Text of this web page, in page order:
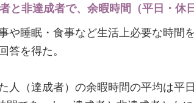
と非達成者で、余暇時間（平日・休
や睡眠・食事など生活上必要な時
答を得た。
人（達成者）の余暇時間の平均は